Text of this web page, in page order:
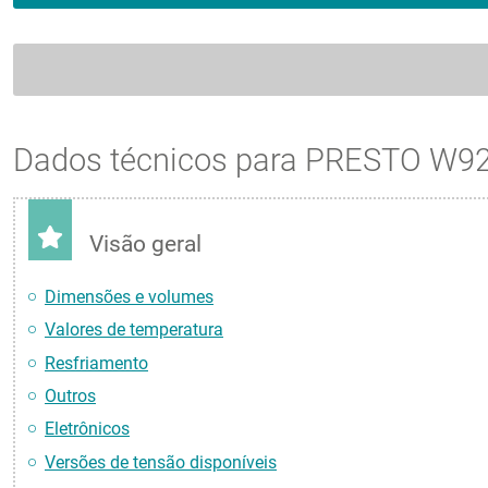
Dados técnicos para PRESTO
Visão geral
Dimensões e volumes
Valores de temperatura
Resfriamento
Outros
Eletrônicos
Versões de tensão disponíveis